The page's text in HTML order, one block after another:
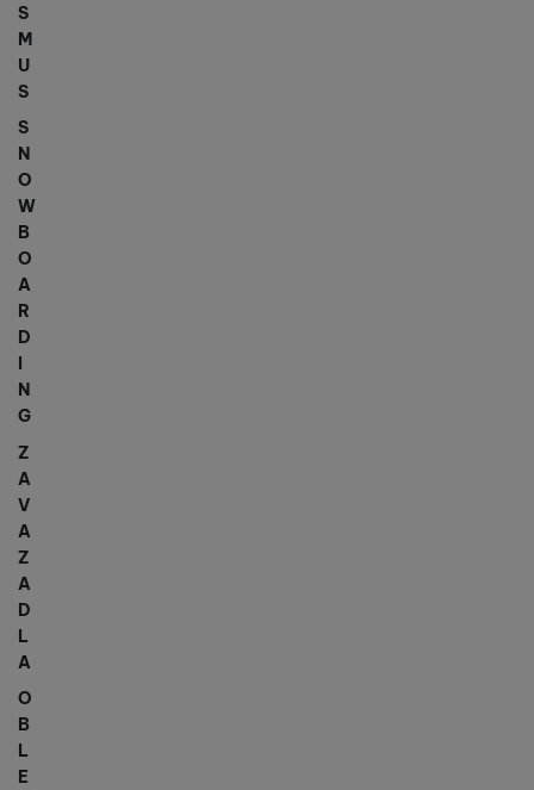
S
M
U
S
S
N
O
W
B
O
A
R
D
N
G
Z
A
V
A
Z
A
D
L
A
O
B
L
E